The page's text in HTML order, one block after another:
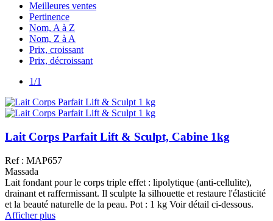
Meilleures ventes
Pertinence
Nom, A à Z
Nom, Z à A
Prix, croissant
Prix, décroissant
1/1
Lait Corps Parfait Lift & Sculpt, Cabine 1kg
Ref : MAP657
Massada
Lait fondant pour le corps triple effet : lipolytique (anti-cellulite),
drainant et raffermissant. Il sculpte la silhouette et restaure l'élasticité
et la beauté naturelle de la peau. Pot : 1 kg Voir détail ci-dessous.
Afficher plus